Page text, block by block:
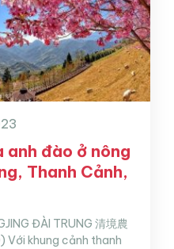
anh đào ở nông
Thanh Cảnh,
ĐÀI TRUNG 清境農
Với khung cảnh thanh